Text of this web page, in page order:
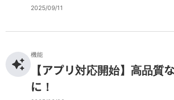
2025/09/11
機能
【アプリ対応開始】高品質
に！